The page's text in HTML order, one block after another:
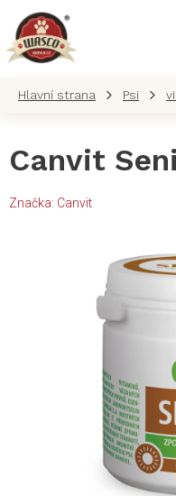
obsah
Psi
Canvit
Značka: Canvit